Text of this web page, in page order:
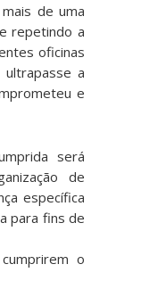
de uma
repetindo a
oficinas
a
e
será
de
específica
para fins de
o